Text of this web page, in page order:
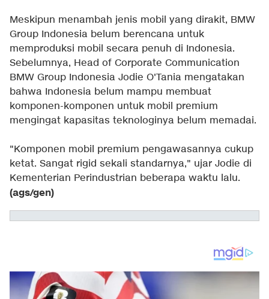
Meskipun menambah jenis mobil yang dirakit, BMW
Group Indonesia belum berencana untuk
memproduksi mobil secara penuh di Indonesia.
Sebelumnya, Head of Corporate Communication
BMW Group Indonesia Jodie O'Tania mengatakan
bahwa Indonesia belum mampu membuat
komponen-komponen untuk mobil premium
mengingat kapasitas teknologinya belum memadai.
"Komponen mobil premium pengawasannya cukup
ketat. Sangat rigid sekali standarnya," ujar Jodie di
Kementerian Perindustrian beberapa waktu lalu.
(ags/gen)